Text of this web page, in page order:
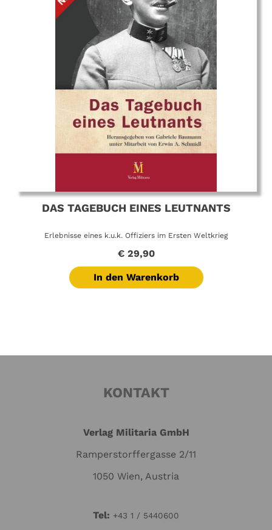
DAS TAGEBUCH EINES LEUTNANTS
Erlebnisse eines k.u.k. Offiziers im Ersten Weltkrieg
€ 29,90
In den Warenkorb
KONTAKT
Verlag Militaria GmbH
Ramperstorffergasse 2/11
1050 Wien, Austria
Tel: +43 1 / 5440600